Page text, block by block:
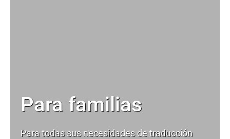
Para familias
Para todas sus necesidades detraducción